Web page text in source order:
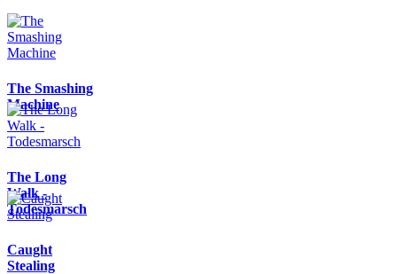
The Smashing
Machine
The Long
Walk -
Todesmarsch
Caught
Stealing